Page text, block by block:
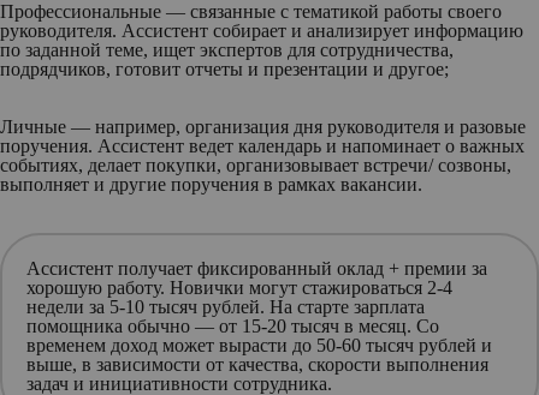
Профессиональные — связанные с тематикой работы своего
руководителя. Ассистент собирает и анализирует информацию
по заданной теме, ищет экспертов для сотрудничества,
подрядчиков, готовит отчеты и презентации и другое;
Личные — например, организация дня руководителя и разовые
поручения. Ассистент ведет календарь и напоминает о важных
событиях, делает покупки, организовывает встречи/ созвоны,
выполняет и другие поручения в рамках вакансии.
Ассистент получает фиксированный оклад + премии за
хорошую работу. Новички могут стажироваться 2-4
недели за 5-10 тысяч рублей. На старте зарплата
помощника обычно — от 15-20 тысяч в месяц. Со
временем доход может вырасти до 50-60 тысяч рублей и
выше, в зависимости от качества, скорости выполнения
задач и инициативности сотрудника.